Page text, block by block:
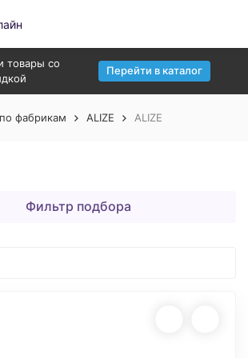
товары со
Перейти в каталог
фабрикам ALIZE ALIZE
Фильтр подбора